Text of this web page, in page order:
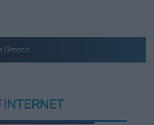
Greece
INTERNET